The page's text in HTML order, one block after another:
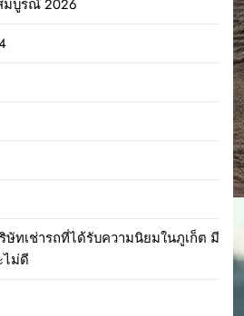
มบูรณ์ 2026
ษัทเช่ารถที่ได้รับความนิยมในภูเก็ต มี
ไม่ดี